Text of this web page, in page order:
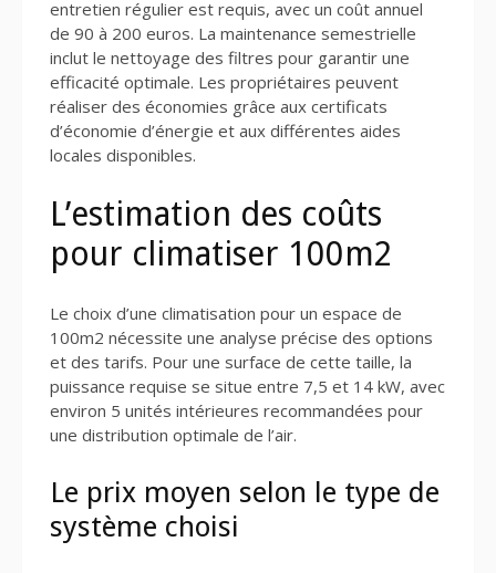
entretien régulier est requis, avec un coût annuel
de 90 à 200 euros. La maintenance semestrielle
inclut le nettoyage des filtres pour garantir une
efficacité optimale. Les propriétaires peuvent
réaliser des économies grâce aux certificats
d’économie d’énergie et aux différentes aides
locales disponibles.
L’estimation des coûts
pour climatiser 100m2
Le choix d’une climatisation pour un espace de
100m2 nécessite une analyse précise des options
et des tarifs. Pour une surface de cette taille, la
puissance requise se situe entre 7,5 et 14 kW, avec
environ 5 unités intérieures recommandées pour
une distribution optimale de l’air.
Le prix moyen selon le type de
système choisi